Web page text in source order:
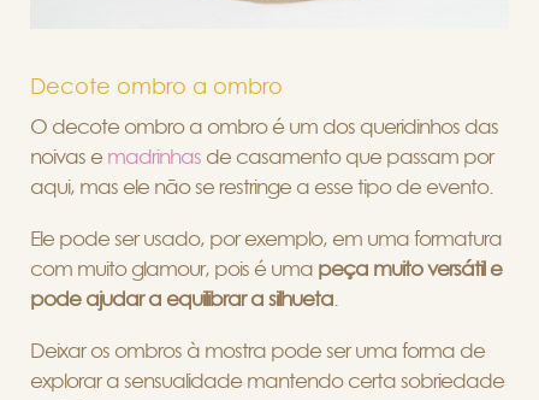
Decote ombro a ombro
O decote ombro a ombro é um dos queridinhos das
noivas e madrinhas de casamento que passam por
aqui, mas ele não se restringe a esse tipo de evento.
Ele pode ser usado, por exemplo, em uma formatura
com muito glamour, pois é uma peça muito versátil e
pode ajudar a equilibrar a silhueta
Deixar os ombros à mostra pode ser uma forma de
explorar a sensualidade mantendo certa sobriedade